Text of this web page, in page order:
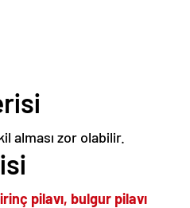
alması zor olabilir.
pilavı, bulgur pilavı